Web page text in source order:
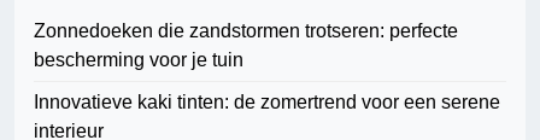
Zonnedoeken die zandstormen trotseren: perfecte
bescherming voor je tuin
Innovatieve kaki tinten: de zomertrend voor een serene
interieur